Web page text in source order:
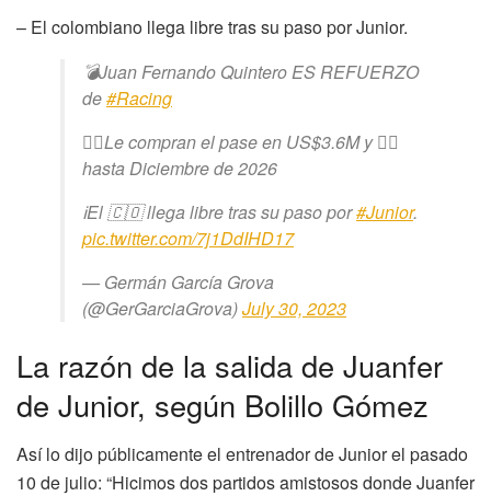
– El colombiano llega libre tras su paso por Junior.
💣Juan Fernando Quintero ES REFUERZO
de#Racing
👉🏾Le compran el pase en US$3.6M y ✍🏾
hasta Diciembre de 2026
ℹ️El 🇨🇴 llega libre tras su paso por#Junior.
pic.twitter.com/7j1DdIHD17
— Germán García Grova
(@GerGarciaGrova)July 30, 2023
La razón de la salida de Juanfer
de Junior, según Bolillo Gómez
Así lo dijo públicamente el entrenador de Junior el pasado
10 de julio: “Hicimos dos partidos amistosos donde Juanfer